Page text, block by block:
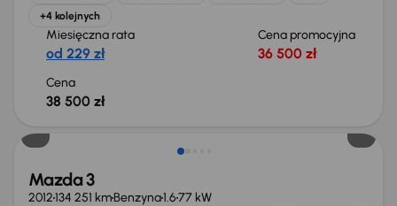
+4 kolejnych
Miesięczna rata
od 229 zł
Cena promocyjna
36 500 zł
Cena
38 500 zł
Taniej o 500 zł
Mazda 3
2012134 251 kmBenzyna1.677 kW